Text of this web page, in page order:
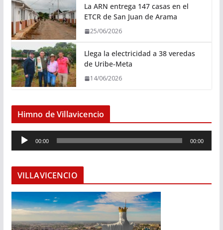
La ARN entrega 147 casas en el
ETCR de San Juan de Arama
25/06/2026
Llega la electricidad a 38 veredas
de Uribe-Meta
14/06/2026
Himno de Villavicencio
e
o
d
u
c
00:00 00:00
VILLAVICENCIO